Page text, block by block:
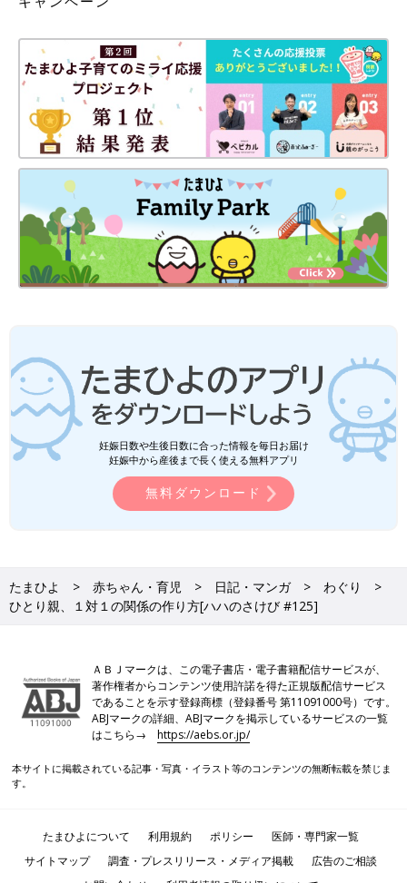
妊娠日数や生後日数に合った情報を毎日お届け
妊娠中から産後まで長く使える無料アプリ
無料ダウンロード
たまひよ 赤ちゃん・育児 日記・マンガ
わぐり
ひとり親、１対１の関係の作り方[ハハのさけび #125]
ＡＢＪマークは、この電子書店・電子書籍配信サービスが、
著作権者からコンテンツ使用許諾を得た正規版配信サービス
であることを示す登録商標（登録番号 第11091000号）です。
ABJマークの詳細、ABJマークを掲示しているサービスの一覧
はこちら→https://aebs.or.jp/
本サイトに掲載されている記事・写真・イラスト等のコンテンツの無断転載を禁じま
す。
たまひよについて 利用規約 ポリシー
医師・専門家一覧
サイトマップ
調査・プレスリリース・メディア掲載
広告のご相談